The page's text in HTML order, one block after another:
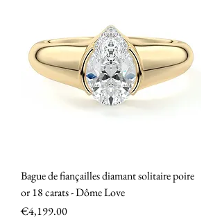
Bague de fiançailles diamant solitaire poire
or 18 carats - Dôme Love
Price
€4,199.00